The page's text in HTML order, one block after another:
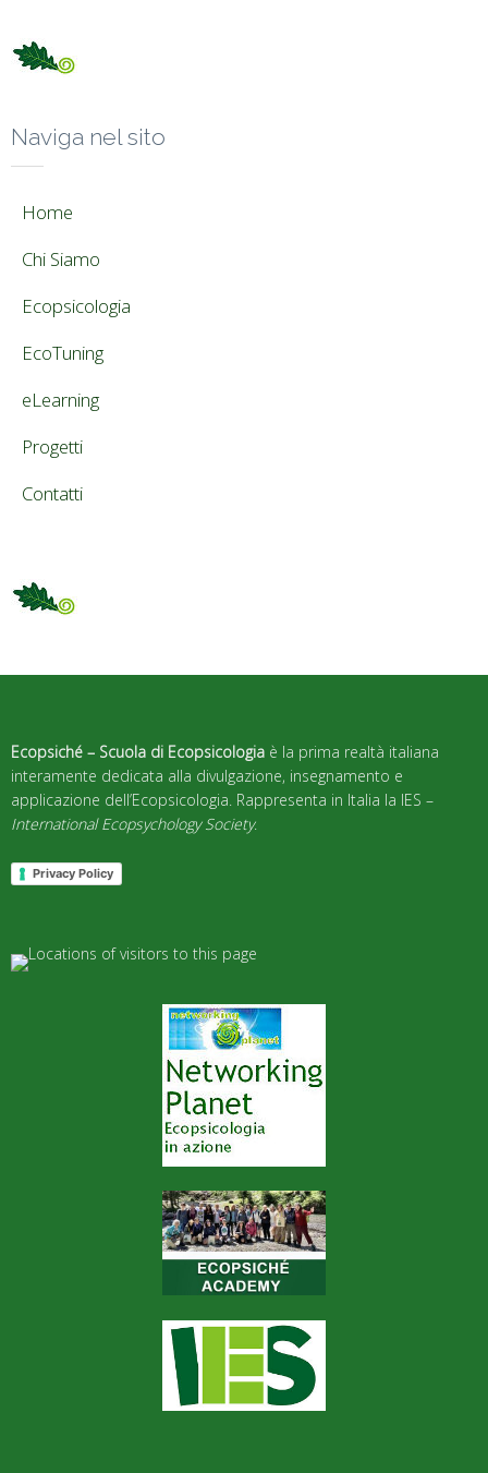
Naviga nel sito
Home
Chi Siamo
Ecopsicologia
EcoTuning
eLearning
Progetti
Contatti
Ecopsiché – Scuola di Ecopsicologia è la prima realtà italiana
interamente dedicata alla divulgazione, insegnamento e
applicazione dell’Ecopsicologia. Rappresenta in Italia la IES –
International Ecopsychology Society.
Privacy Policy